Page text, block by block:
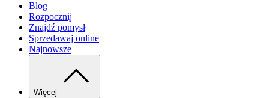
Blog
Rozpocznij
Znajdź pomysł
Sprzedawaj online
Najnowsze
Więcej